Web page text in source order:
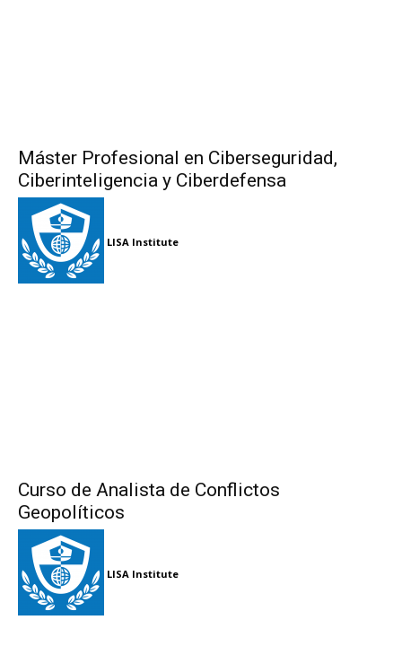
Máster Profesional en Ciberseguridad,
Ciberinteligencia y Ciberdefensa
LISA Institute
Curso de Analista de Conflictos
Geopolíticos
LISA Institute